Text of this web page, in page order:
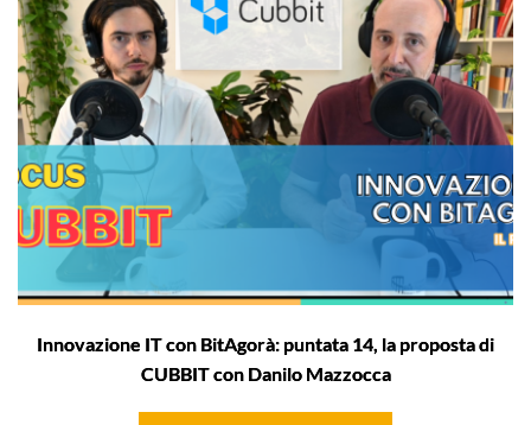
Innovazione IT con BitAgorà: puntata 14, la proposta di
CUBBIT con Danilo Mazzocca